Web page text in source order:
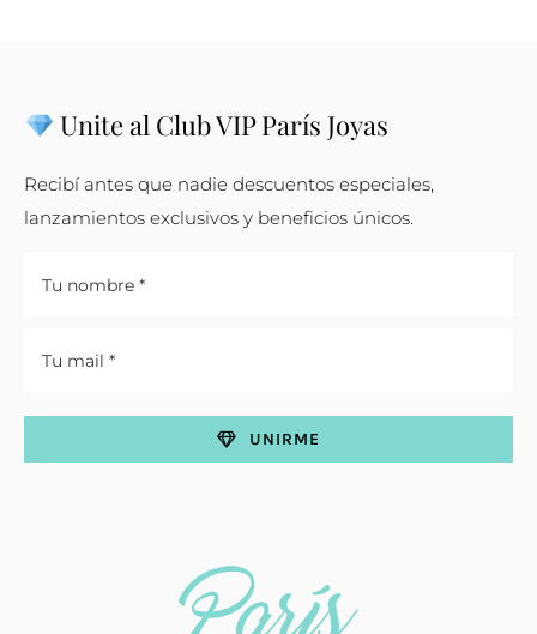
Unite al Club VIP París Joyas
Recibí antes que nadie descuentos especiales,
lanzamientos exclusivos y beneficios únicos.
UNIRME